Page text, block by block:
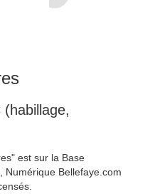
est sur la Base
Numérique Bellefaye.com